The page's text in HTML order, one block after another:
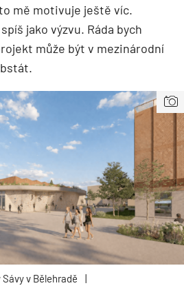
mě motivuje ještě víc.
jako výzvu. Ráda bych
může být v mezinárodní
v Bělehradě |